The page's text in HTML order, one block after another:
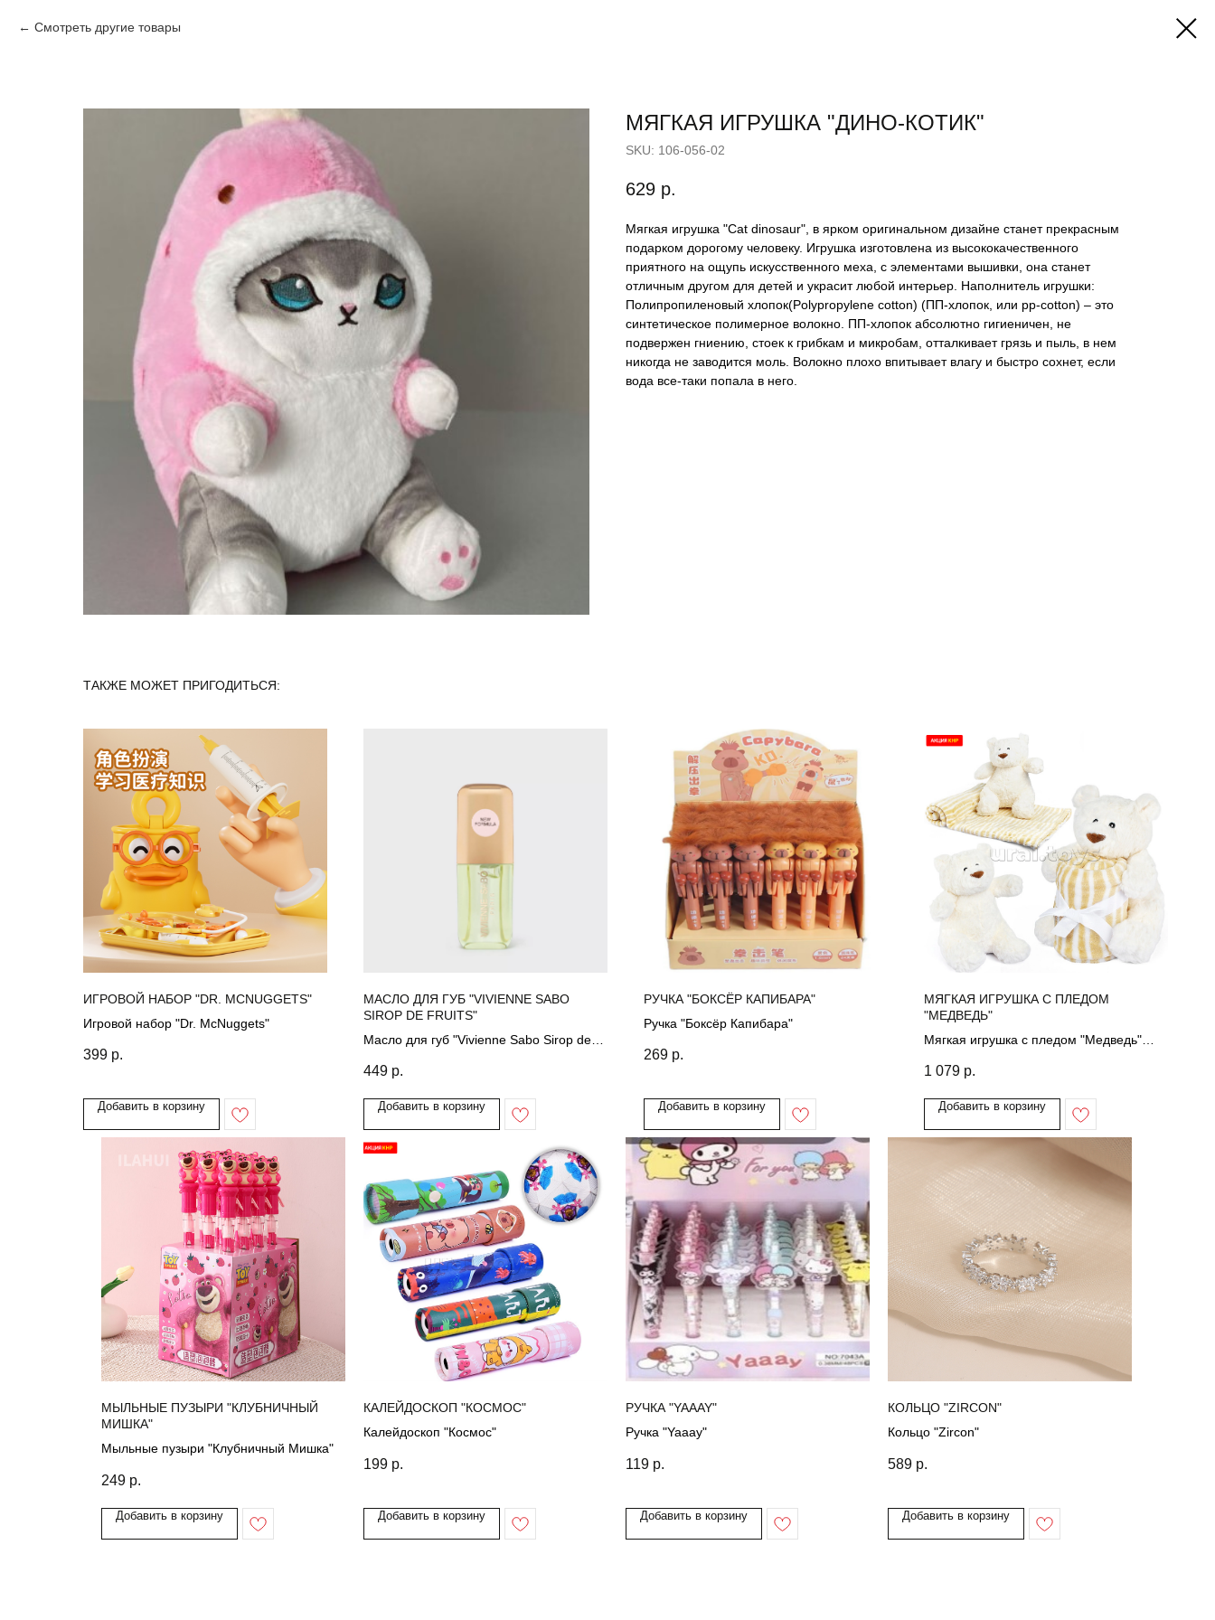
Смотреть другие товары
МЯГКАЯ ИГРУШКА "ДИНО-КОТИК"
SKU: 106-056-02
629 р.
Мягкая игрушка "Cat dinosaur", в ярком оригинальном дизайне станет прекрасным
подарком дорогому человеку. Игрушка изготовлена из высококачественного
приятного на ощупь искусственного меха, с элементами вышивки, она станет
отличным другом для детей и украсит любой интерьер. Наполнитель игрушки:
Полипропиленовый хлопок(Polypropylene cotton) (ПП-хлопок, или pp-cotton) – это
синтетическое полимерное волокно. ПП-хлопок абсолютно гигиеничен, не
подвержен гниению, стоек к грибкам и микробам, отталкивает грязь и пыль, в нем
никогда не заводится моль. Волокно плохо впитывает влагу и быстро сохнет, если
вода все-таки попала в него.
ТАКЖЕ МОЖЕТ ПРИГОДИТЬСЯ:
ИГРОВОЙ НАБОР "DR. MCNUGGETS"
Игровой набор "Dr. McNuggets"
399 р.
Добавить в корзину
МАСЛО ДЛЯ ГУБ "VIVIENNE SABO
SIROP DE FRUITS"
Масло для губ "Vivienne Sabo Sirop de
449 р.
Добавить в корзину
РУЧКА "БОКСЁР КАПИБАРА"
Ручка "Боксёр Капибара"
269 р.
Добавить в корзину
МЯГКАЯ ИГРУШКА С ПЛЕДОМ
"МЕДВЕДЬ"
Мягкая игрушка с пледом "Медведь"
1 079 р.
Добавить в корзину
МЫЛЬНЫЕ ПУЗЫРИ "КЛУБНИЧНЫЙ
МИШКА"
Мыльные пузыри "Клубничный Мишка"
249 р.
Добавить в корзину
КАЛЕЙДОСКОП "КОСМОС"
Калейдоскоп "Космос"
199 р.
Добавить в корзину
РУЧКА "YAAAY"
Ручка "Yaaay"
119 р.
Добавить в корзину
КОЛЬЦО "ZIRCON"
Кольцо "Zircon"
589 р.
Добавить в корзину